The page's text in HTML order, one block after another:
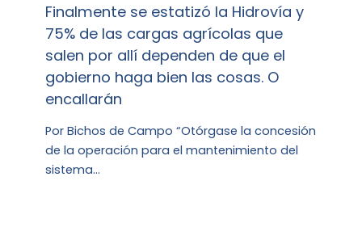
Finalmente se estatizó la Hidrovía y
75% de las cargas agrícolas que
salen por allí dependen de que el
gobierno haga bien las cosas. O
encallarán
Por Bichos de Campo “Otórgase la concesión
de la operación para el mantenimiento del
sistema…